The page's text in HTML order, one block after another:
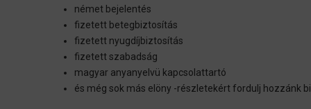
német bejelentés
fizetett betegbiztosítás
fizetett nyugdíjbiztosítás
fizetett szabadság
magyar anyanyelvü kapcsolattartó
és még sok más elöny -részletekért fordulj hozzánk